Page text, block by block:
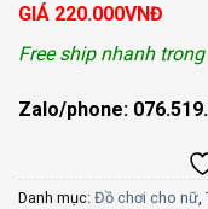
GIÁ 220.000VNĐ
Free ship nhanh
Zalo/phone:
Danh mục: Đồ chơi cho nữ,